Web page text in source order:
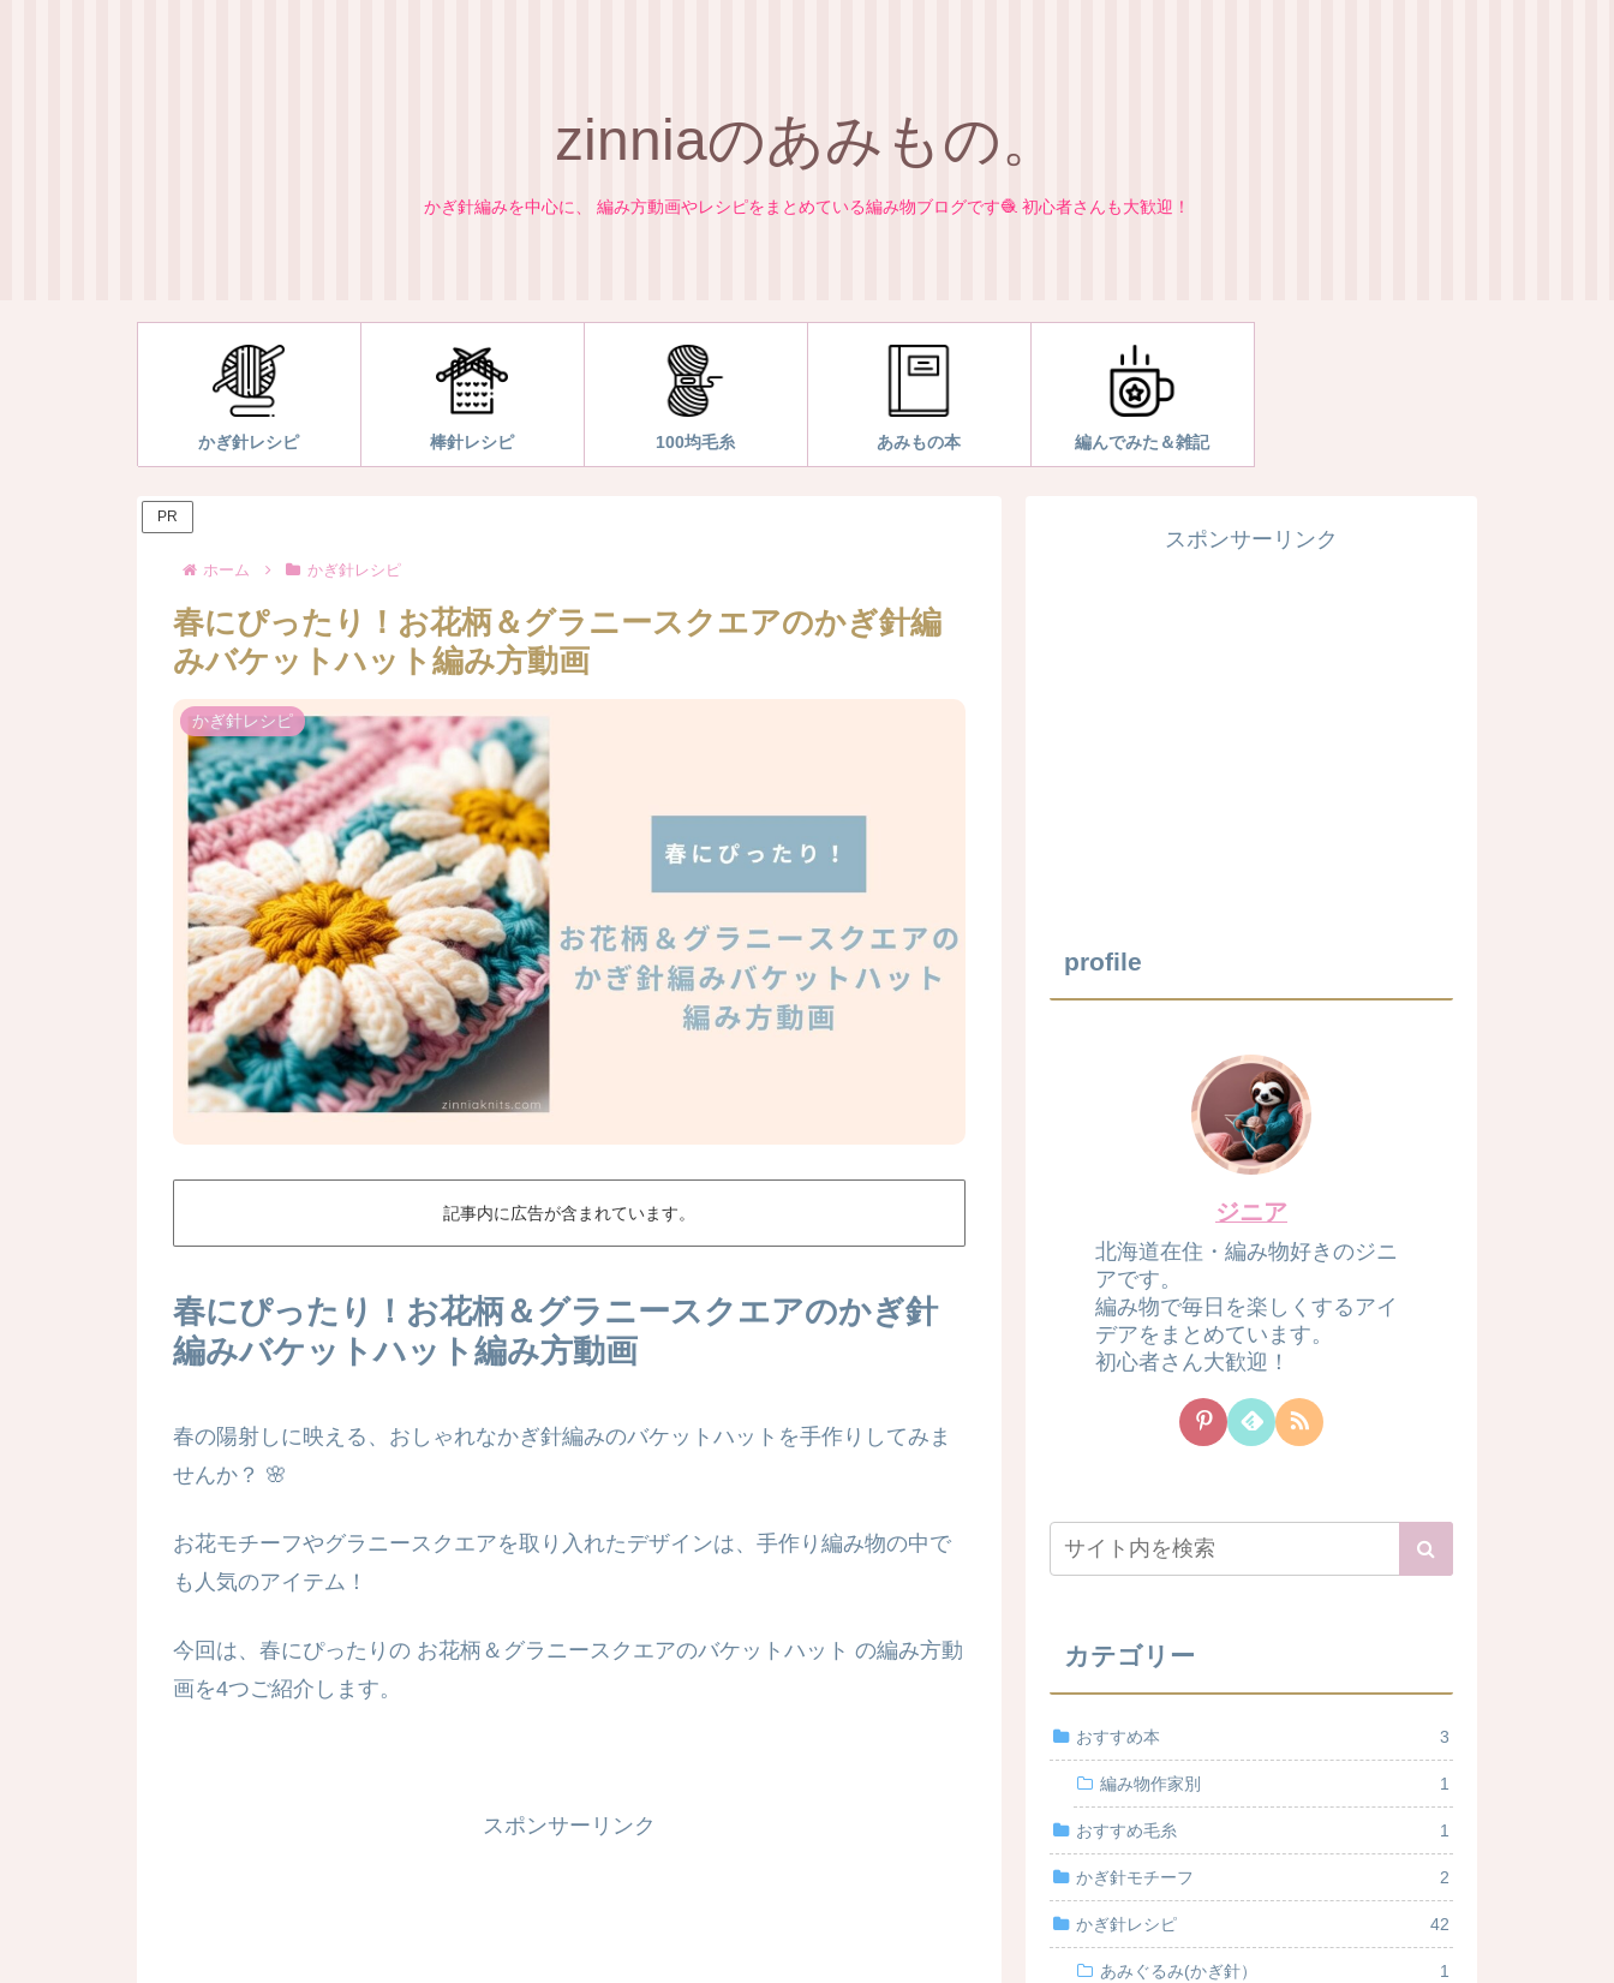
zinniaのあみもの。
かぎ針編みを中心に、 編み方動画やレシピをまとめている編み物ブログです🧶 初心者さんも大歓迎！
かぎ針レシピ 棒針レシピ 100均毛糸 あみもの本 編んでみた＆雑記
PR
ホーム かぎ針レシピ
春にぴったり！お花柄＆グラニースクエアのかぎ針編
みバケットハット編み方動画
かぎ針レシピ
記事内に広告が含まれています。
春にぴったり！お花柄＆グラニースクエアのかぎ針
編みバケットハット編み方動画
春の陽射しに映える、おしゃれなかぎ針編みのバケットハットを手作りしてみま
せんか？ 🌸
お花モチーフやグラニースクエアを取り入れたデザインは、手作り編み物の中で
も人気のアイテム！
今回は、春にぴったりの お花柄＆グラニースクエアのバケットハット の編み方動
画を4つご紹介します。
スポンサーリンク
スポンサーリンク
profile
ジニア
北海道在住・編み物好きのジニ
アです。
編み物で毎日を楽しくするアイ
デアをまとめています。
初心者さん大歓迎！
カテゴリー
おすすめ本 3
編み物作家別 1
おすすめ毛糸 1
かぎ針モチーフ 2
かぎ針レシピ 42
あみぐるみ(かぎ針） 1